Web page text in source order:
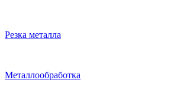
Резка металла
Металлообработка